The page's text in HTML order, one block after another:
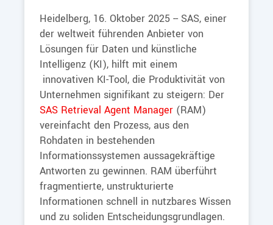
Heidelberg, 16. Oktober 2025 -- SAS, einer
der weltweit führenden Anbieter von
Lösungen für Daten und künstliche
Intelligenz (KI), hilft mit einem
innovativen KI-Tool, die Produktivität von
Unternehmen signifikant zu steigern: Der
SAS Retrieval Agent Manager (RAM)
vereinfacht den Prozess, aus den
Rohdaten in bestehenden
Informationssystemen aussagekräftige
Antworten zu gewinnen. RAM überführt
fragmentierte, unstrukturierte
Informationen schnell in nutzbares Wissen
und zu soliden Entscheidungsgrundlagen.